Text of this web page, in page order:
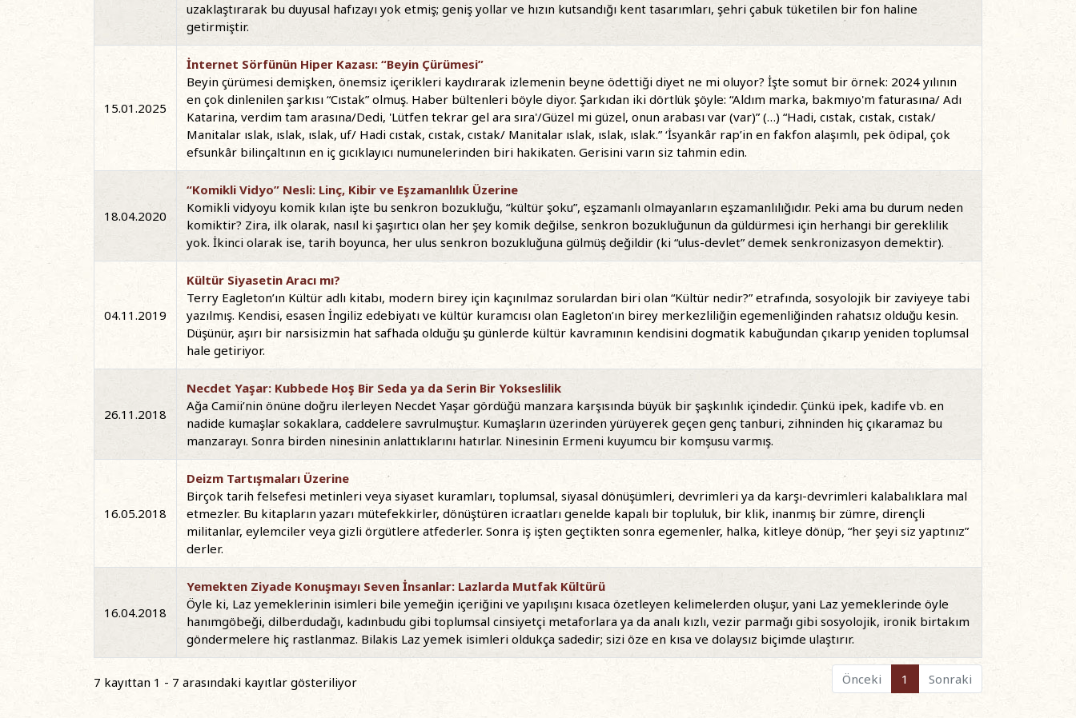
uzaklaştırarak bu duyusal hafızayı yok etmiş; geniş yollar ve hızın kutsandığı kent tasarımları, şehri çabuk tüketilen bir fon haline
getirmiştir.
15.01.2025
İnternet Sörfünün Hiper Kazası: “Beyin Çürümesi”
Beyin çürümesi demişken, önemsiz içerikleri kaydırarak izlemenin beyne ödettiği diyet ne mi oluyor? İşte somut bir örnek: 2024 yılının
en çok dinlenilen şarkısı “Cıstak” olmuş. Haber bültenleri böyle diyor. Şarkıdan iki dörtlük şöyle: “Aldım marka, bakmıyo'm faturasına/ Adı
Katarina, verdim tam arasına/Dedi, 'Lütfen tekrar gel ara sıra'/Güzel mi güzel, onun arabası var (var)” (…) “Hadi, cıstak, cıstak, cıstak/
Manitalar ıslak, ıslak, ıslak, uf/ Hadi cıstak, cıstak, cıstak/ Manitalar ıslak, ıslak, ıslak.” ‘İsyankâr rap’in en fakfon alaşımlı, pek ödipal, çok
efsunkâr bilinçaltının en iç gıcıklayıcı numunelerinden biri hakikaten. Gerisini varın siz tahmin edin.
18.04.2020
“Komikli Vidyo” Nesli: Linç, Kibir ve Eşzamanlılık Üzerine
Komikli vidyoyu komik kılan işte bu senkron bozukluğu, “kültür şoku”, eşzamanlı olmayanların eşzamanlılığıdır. Peki ama bu durum neden
komiktir? Zira, ilk olarak, nasıl ki şaşırtıcı olan her şey komik değilse, senkron bozukluğunun da güldürmesi için herhangi bir gereklilik
yok. İkinci olarak ise, tarih boyunca, her ulus senkron bozukluğuna gülmüş değildir (ki “ulus-devlet” demek senkronizasyon demektir).
04.11.2019
Kültür Siyasetin Aracı mı?
Terry Eagleton’ın Kültür adlı kitabı, modern birey için kaçınılmaz sorulardan biri olan “Kültür nedir?” etrafında, sosyolojik bir zaviyeye tabi
yazılmış. Kendisi, esasen İngiliz edebiyatı ve kültür kuramcısı olan Eagleton’ın birey merkezliliğin egemenliğinden rahatsız olduğu kesin.
Düşünür, aşırı bir narsisizmin hat safhada olduğu şu günlerde kültür kavramının kendisini dogmatik kabuğundan çıkarıp yeniden toplumsal
hale getiriyor.
26.11.2018
Necdet Yaşar: Kubbede Hoş Bir Seda ya da Serin Bir Yokseslilik
Ağa Camii’nin önüne doğru ilerleyen Necdet Yaşar gördüğü manzara karşısında büyük bir şaşkınlık içindedir. Çünkü ipek, kadife vb. en
nadide kumaşlar sokaklara, caddelere savrulmuştur. Kumaşların üzerinden yürüyerek geçen genç tanburi, zihninden hiç çıkaramaz bu
manzarayı. Sonra birden ninesinin anlattıklarını hatırlar. Ninesinin Ermeni kuyumcu bir komşusu varmış.
16.05.2018
Deizm Tartışmaları Üzerine
Birçok tarih felsefesi metinleri veya siyaset kuramları, toplumsal, siyasal dönüşümleri, devrimleri ya da karşı-devrimleri kalabalıklara mal
etmezler. Bu kitapların yazarı mütefekkirler, dönüştüren icraatları genelde kapalı bir topluluk, bir klik, inanmış bir zümre, dirençli
militanlar, eylemciler veya gizli örgütlere atfederler. Sonra iş işten geçtikten sonra egemenler, halka, kitleye dönüp, “her şeyi siz yaptınız”
derler.
16.04.2018
Yemekten Ziyade Konuşmayı Seven İnsanlar: Lazlarda Mutfak Kültürü
Öyle ki, Laz yemeklerinin isimleri bile yemeğin içeriğini ve yapılışını kısaca özetleyen kelimelerden oluşur, yani Laz yemeklerinde öyle
hanımgöbeği, dilberdudağı, kadınbudu gibi toplumsal cinsiyetçi metaforlara ya da analı kızlı, vezir parmağı gibi sosyolojik, ironik birtakım
göndermelere hiç rastlanmaz. Bilakis Laz yemek isimleri oldukça sadedir; sizi öze en kısa ve dolaysız biçimde ulaştırır.
7 kayıttan 1 - 7 arasındaki kayıtlar gösteriliyor Önceki 1 Sonraki